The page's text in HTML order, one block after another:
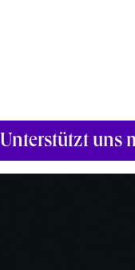
Unterstützt uns